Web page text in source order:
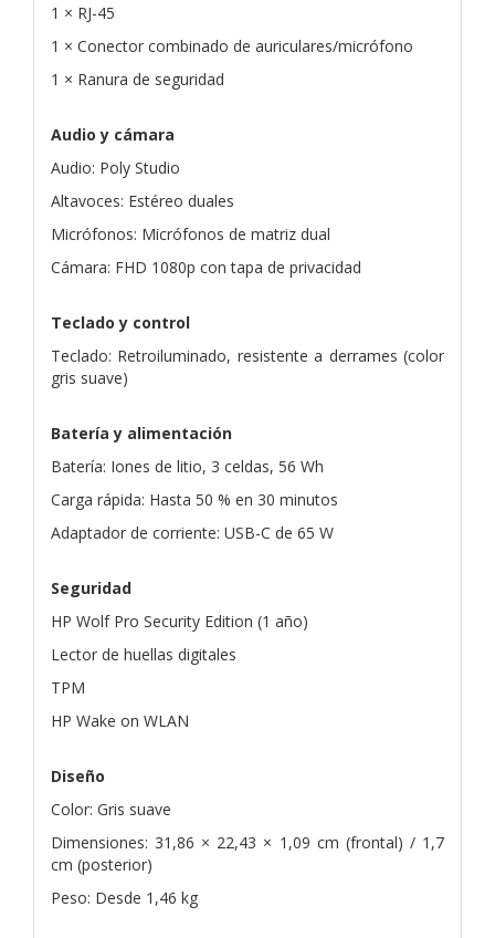
1 × RJ-45
1 × Conector combinado de auriculares/micrófono
1 × Ranura de seguridad
Audio y cámara
Audio: Poly Studio
Altavoces: Estéreo duales
Micrófonos: Micrófonos de matriz dual
Cámara: FHD 1080p con tapa de privacidad
Teclado y control
Teclado: Retroiluminado, resistente a derrames (color
gris suave)
Batería y alimentación
Batería: Iones de litio, 3 celdas, 56 Wh
Carga rápida: Hasta 50 % en 30 minutos
Adaptador de corriente: USB-C de 65 W
Seguridad
HP Wolf Pro Security Edition (1 año)
Lector de huellas digitales
TPM
HP Wake on WLAN
Diseño
Color: Gris suave
Dimensiones: 31,86 × 22,43 × 1,09 cm (frontal) / 1,7
cm (posterior)
Peso: Desde 1,46 kg